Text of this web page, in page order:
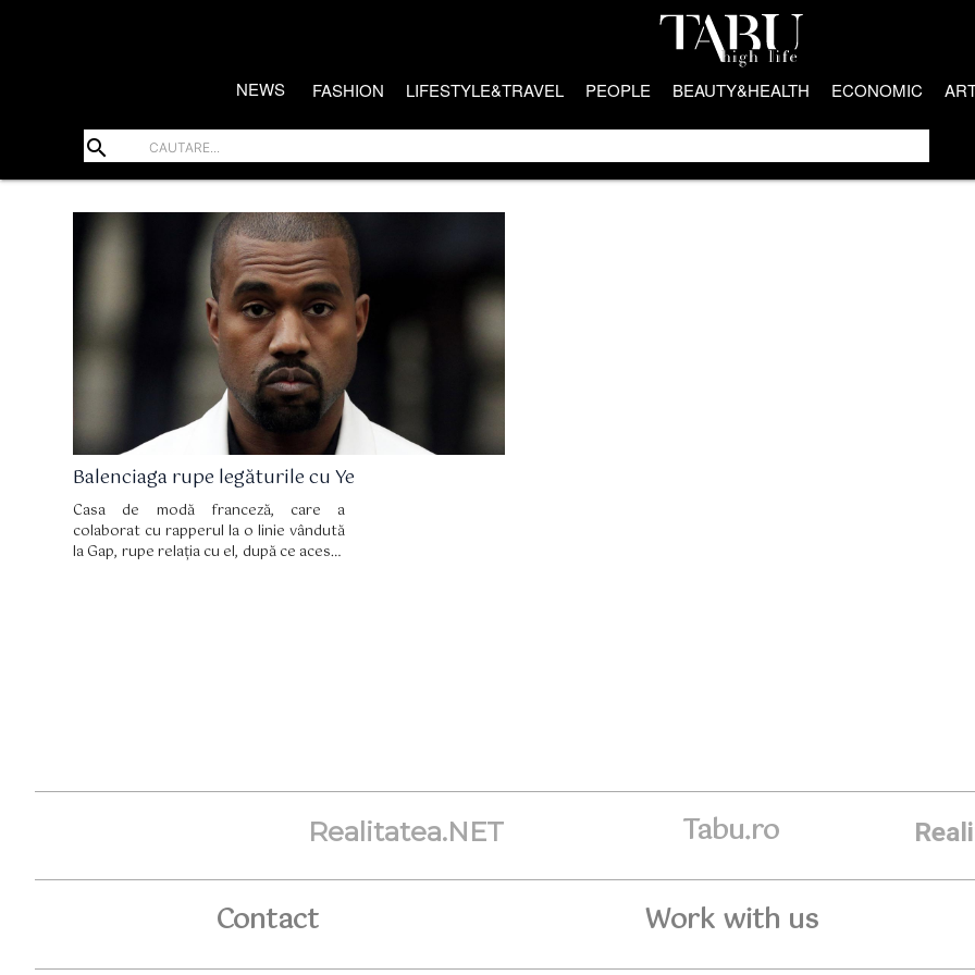
NEWS FASHION LIFESTYLE&TRAVEL PEOPLE BEAUTY&HEALTH ECONOMIC
search
Balenciaga rupe legăturile cu Ye
Casa de modă franceză, care a
colaborat cu rapperul la o linie vândută
la Gap, rupe relația cu el, după ce acesta
Realitatea.NET Tabu.ro
Contact Work with us